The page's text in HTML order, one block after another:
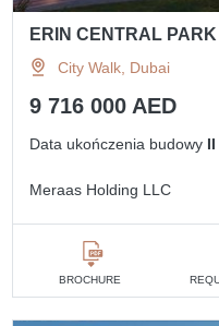
ERIN CENTRAL PARK
City Walk, Dubai
9 716 000 AED
Data ukończenia budowy
Meraas Holding LLC
BROCHURE